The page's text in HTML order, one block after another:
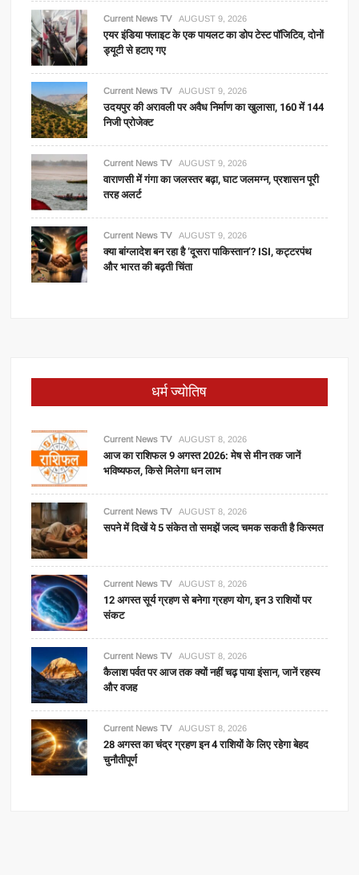
Current News TV AUGUST 9, 2026
एयर इंडिया फ्लाइट के एक पायलट का डोप टेस्ट पॉजिटिव, दोनों
ड्यूटी से हटाए गए
Current News TV AUGUST 9, 2026
उदयपुर की अरावली पर अवैध निर्माण का खुलासा, 160 में 144
निजी प्रोजेक्ट
Current News TV AUGUST 9, 2026
वाराणसी में गंगा का जलस्तर बढ़ा, घाट जलमग्न, प्रशासन पूरी
तरह अलर्ट
Current News TV AUGUST 9, 2026
क्या बांग्लादेश बन रहा है ‘दूसरा पाकिस्तान’? ISI, कट्टरपंथ
और भारत की बढ़ती चिंता
धर्म ज्योतिष
Current News TV AUGUST 8, 2026
आज का राशिफल 9 अगस्त 2026: मेष से मीन तक जानें
भविष्यफल, किसे मिलेगा धन लाभ
Current News TV AUGUST 8, 2026
सपने में दिखें ये 5 संकेत तो समझें जल्द चमक सकती है किस्मत
Current News TV AUGUST 8, 2026
12 अगस्त सूर्य ग्रहण से बनेगा ग्रहण योग, इन 3 राशियों पर
संकट
Current News TV AUGUST 8, 2026
कैलाश पर्वत पर आज तक क्यों नहीं चढ़ पाया इंसान, जानें रहस्य
और वजह
Current News TV AUGUST 8, 2026
28 अगस्त का चंद्र ग्रहण इन 4 राशियों के लिए रहेगा बेहद
चुनौतीपूर्ण